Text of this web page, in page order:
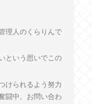
理人のくらりんで
という思いでこの
けられるよう努力
闘中。お問い合わ